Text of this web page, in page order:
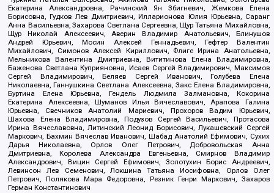
Екатерина Александровна, Рачинский Ян Збигневич, Жемкова Елена
Борисовна, Гудков Лев Дмитриевич, Илларионова Юлия Юрьевна, Саранг
Анна Васильевна, Захарова Светлана Сергеевна, Щур Татьяна Михайловна,
Щур Николай Алексеевич, Аверин Владимир Анатольевич, Блинушов
Андрей Юрьевич, Мосин Алексей Геннадьевич, Гефтер Валентин
Михайлович, Симонов Алексей Кириллович, Флиге Ирина Анатольевна,
Мельникова Валентина Дмитриевна, Вититинова Елена Владимировна,
Баженова Светлана Куприяновна, Исаев Сергей Владимирович, Максимов
Сергей Владимирович, Беляев Сергей Иванович, Голубева Елена
Николаевна, Ганнушкина Светлана Алексеевна, Закс Елена Владимировна,
Буртина Елена Юрьевна, Гендель Людмила Залмановна, Кокорина
Екатерина Алексеевна, Шуманов Илья Вячеславович, Арапова Галина
Юрьевна, Свечников Анатолий Мариевич, Прохоров Вадим Юрьевич,
Шахова Елена Владимировна, Подузов Сергей Васильевич, Протасова
Ирина Вячеславовна, Литинский Леонид Борисович, Лукашевский Сергей
Маркович, Бахмин Вячеслав Иванович, Шабад Анатолий Ефимович, Сухих
Дарья Николаевна, Орлов Олег Петрович, Добровольская Анна
Дмитриевна, Королева Александра Евгеньевна, Смирнов Владимир
Александрович, Вицин Сергей Ефимович, Золотухин Борис Андреевич,
Левинсон Лев Семенович, Локшина Татьяна Иосифовна, Орлов Олег
Петрович, Полякова Мара Федоровна, Резник Генри Маркович, Захаров
Герман Константинович